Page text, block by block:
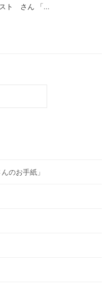
スト さん 「...
のお手紙」